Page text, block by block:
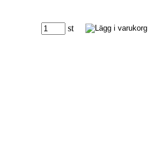
st